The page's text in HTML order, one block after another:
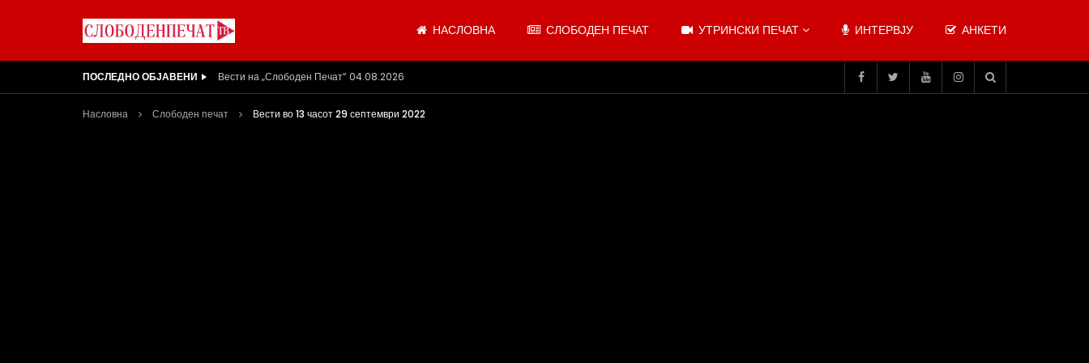
НАСЛОВНА СЛОБОДЕН ПЕЧАТ УТРИНСКИ ПЕЧАТ ИНТЕРВЈУ АНКЕТИ
ПОСЛЕДНО ОБЈАВЕНИ ВИДЕОИНТЕРВЈУ | Ѓоргева: Не се откажувајте од доењето
Насловна Слободен печат Вести во 13 часот 29 септември 2022